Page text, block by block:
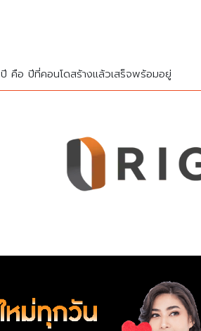
ปี คือ ปีที่คอนโดสร้างแล้วเสร็จพร้อมอยู่